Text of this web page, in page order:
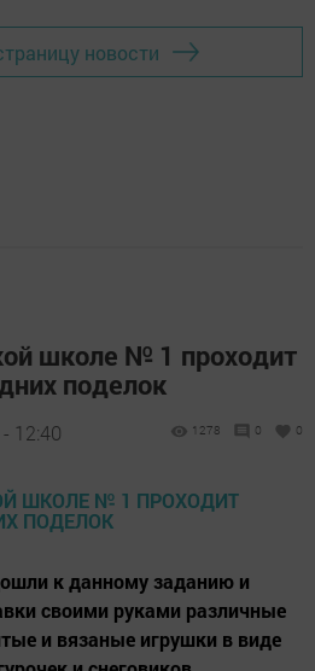
новости
школе № 1 проходит
поделок
12:40 1278 0 0
к данному заданию и
своими руками различные
и вязаные игрушки в виде